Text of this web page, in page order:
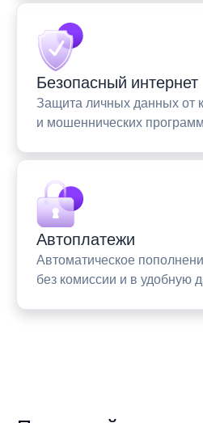
Безопасный интернет
Защита личных данных от
и мошеннических
Автоплатежи
Автоматическое
без комиссии и в удобную